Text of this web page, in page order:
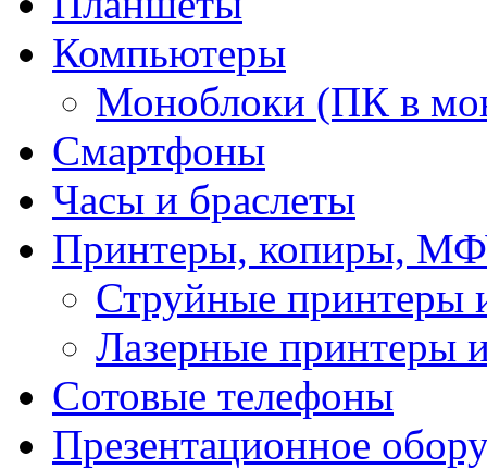
Компьютеры
Моноблоки (ПК в
Смартфоны
Часы и браслеты
Принтеры, копиры,
Струйные
Лазерные
Сотовые телефоны
Презентационное